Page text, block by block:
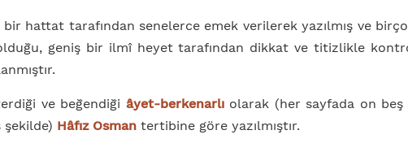
bir hattat tarafından senelerce emek verilerek yazılmış ve
geniş bir ilmî heyet tarafından dikkat ve titizlikle
ve beğendiği âyet-berkenarlıolarak (her sayfada on beş
şekilde) Hâfız Osman tertibine göre yazılmıştır.